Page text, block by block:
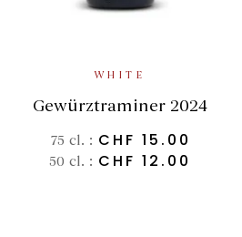
SELECT OPTIONS
WHITE
Gewürztraminer 2024
75 cl. : CHF 15.00
50 cl. : CHF 12.00